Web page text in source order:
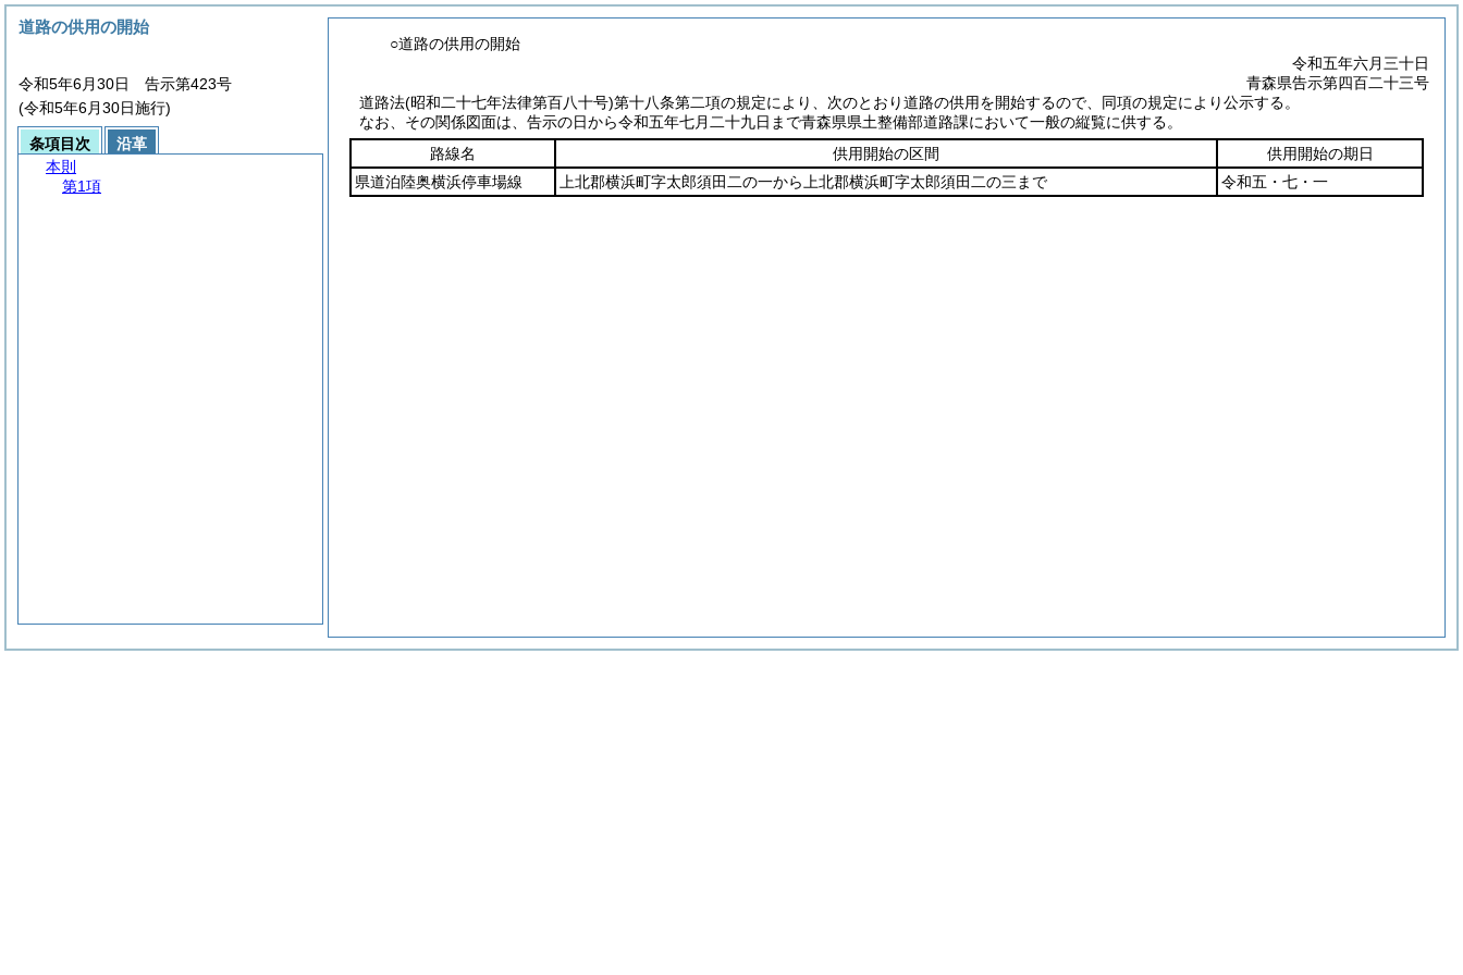
○道路の供用の開始
令和五年六月三十日
青森県告示第四百二十三号
道路法(昭和二十七年法律第百八十号)第十八条第二項の規定により、次のとおり道路の供用を開始するので、同項の規定により公示する。
なお、その関係図面は、告示の日から令和五年七月二十九日まで青森県県土整備部道路課において一般の縦覧に供する。
路線名
供用開始の区間
供用開始の期日
県道泊陸奥横浜停車場線
上北郡横浜町字太郎須田二の一から上北郡横浜町字太郎須田二の三まで 令和五・七・一
道路の供用の開始
令和5年6月30日 告示第423号
(令和5年6月30日施行)
条項目次
沿革
本則
第1項